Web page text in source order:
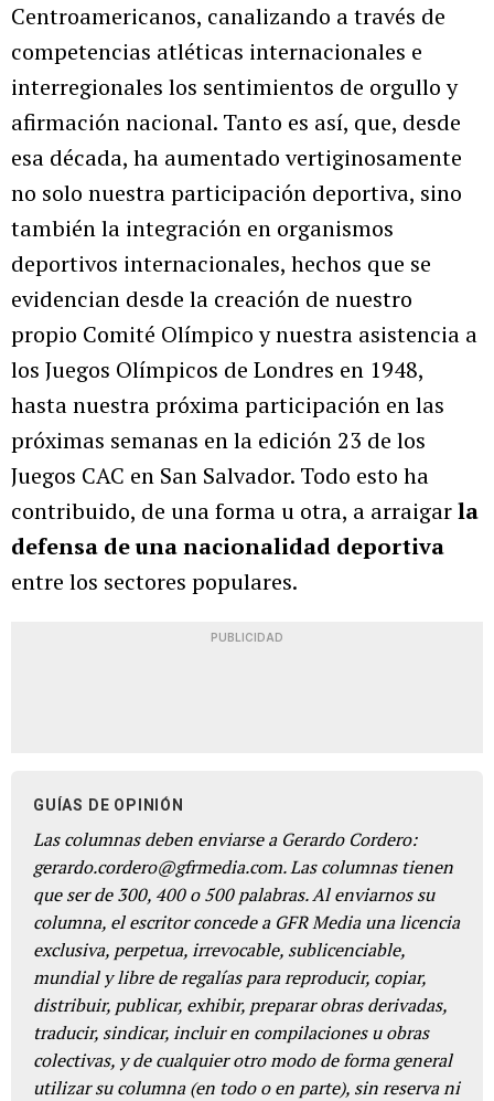
Centroamericanos, canalizando a través de
competencias atléticas internacionales e
interregionales los sentimientos de orgullo y
afirmación nacional. Tanto es así, que, desde
esa década, ha aumentado vertiginosamente
no solo nuestra participación deportiva, sino
también la integración en organismos
deportivos internacionales, hechos que se
evidencian desde la creación de nuestro
propio Comité Olímpico y nuestra asistencia a
los Juegos Olímpicos de Londres en 1948,
hasta nuestra próxima participación en las
próximas semanas en la edición 23 de los
Juegos CAC en San Salvador. Todo esto ha
contribuido, de una forma u otra, a arraigarla
defensa de una nacionalidad deportiva
entre los sectores populares.
PUBLICIDAD
GUÍAS DE OPINIÓN
Las columnas deben enviarse a Gerardo Cordero:
gerardo.cordero@gfrmedia.com. Las columnas tienen
que ser de 300, 400 o 500 palabras. Al enviarnos su
columna, el escritor concede a GFR Media una licencia
exclusiva, perpetua, irrevocable, sublicenciable,
mundial y libre de regalías para reproducir, copiar,
distribuir, publicar, exhibir, preparar obras derivadas,
traducir, sindicar, incluir en compilaciones u obras
colectivas, y de cualquier otro modo de forma general
utilizar su columna (en todo o en parte), sin reserva ni